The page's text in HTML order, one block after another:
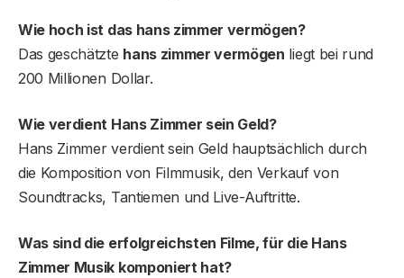
Wie hoch ist das hans zimmer vermögen?
Das geschätzte hans zimmer vermögen liegt bei rund
200 Millionen Dollar.
Wie verdient Hans Zimmer sein Geld?
Hans Zimmer verdient sein Geld hauptsächlich durch
die Komposition von Filmmusik, den Verkauf von
Soundtracks, Tantiemen und Live-Auftritte.
Was sind die erfolgreichsten Filme, für die Hans
Zimmer Musik komponiert hat?